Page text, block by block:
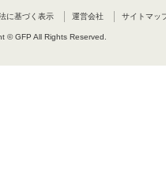
に基づく表示 運営会社 サイトマッ
© GFP All Rights Reserved.